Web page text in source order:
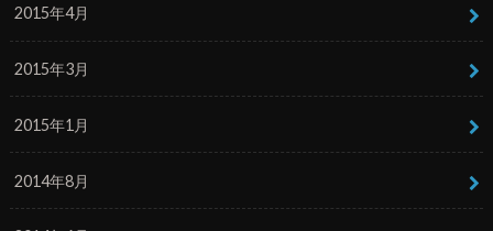
2015年4月
2015年3月
2015年1月
2014年8月